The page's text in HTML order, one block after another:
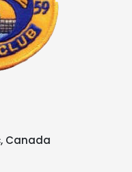
Canada